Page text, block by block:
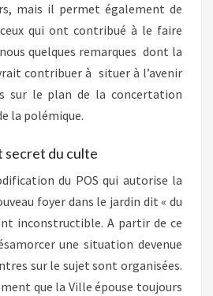
mais il permet également de
qui ont contribué à le faire
quelques remarques dont la
contribuer à situer à l’avenir
sur le plan de la concertation
la polémique.
secret du culte
du POS qui autorise la
foyer dans le jardin dit « du
inconstructible. A partir de ce
une situation devenue
sur le sujet sont organisées.
que la Ville épouse toujours